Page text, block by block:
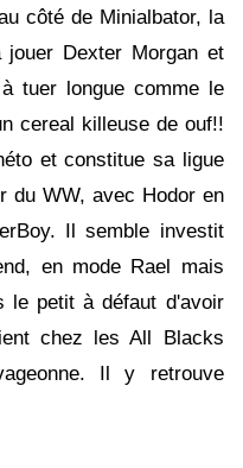
côté de Minialbator, la
Dexter Morgan et
tuer longue comme le
cereal killeuse de ouf!!
et constitue sa ligue
du WW, avec Hodor en
Il semble investit
en mode Rael mais
le petit à défaut d'avoir
chez les All Blacks
Il y retrouve